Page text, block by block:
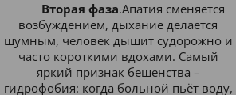
Вторая фаза.Апатия сменяется
возбуждением, дыхание делается
шумным, человек дышит судорожно и
часто короткими вдохами. Самый
яркий признак бешенства –
гидрофобия: когда больной пьёт воду,